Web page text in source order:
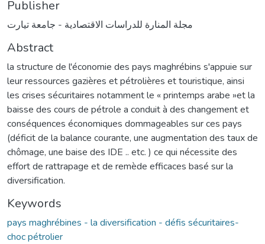
Publisher
مجلة المنارة للدراسات الاقتصادية - جامعة تيارت
Abstract
la structure de l'économie des pays maghrébins s'appuie sur
leur ressources gazières et pétrolières et touristique, ainsi
les crises sécuritaires notamment le « printemps arabe »et la
baisse des cours de pétrole a conduit à des changement et
conséquences économiques dommageables sur ces pays
(déficit de la balance courante, une augmentation des taux de
chômage, une baise des IDE .. etc. ) ce qui nécessite des
effort de rattrapage et de remède efficaces basé sur la
diversification.
Keywords
pays maghrébines - la diversification - défis sécuritaires-
choc pétrolier